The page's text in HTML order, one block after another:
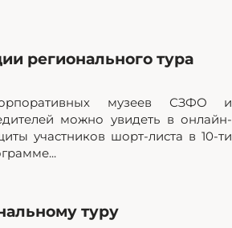
регионального тура
музеев СЗФО и
можно увидеть в онлайн-
участников шорт-листа в 10-ти
туру